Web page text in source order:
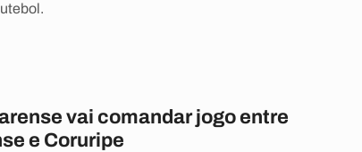
vai comandar jogo entre
e Coruripe